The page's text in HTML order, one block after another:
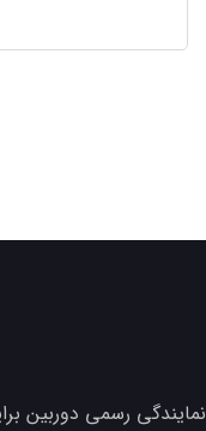
نمایندگی رسمی دوربین